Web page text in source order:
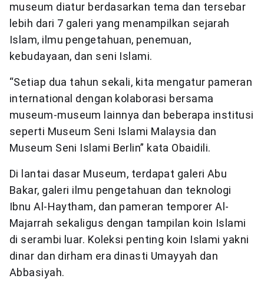
museum diatur berdasarkan tema dan tersebar
lebih dari 7 galeri yang menampilkan sejarah
Islam, ilmu pengetahuan, penemuan,
kebudayaan, dan seni Islami.
“Setiap dua tahun sekali, kita mengatur pameran
international dengan kolaborasi bersama
museum-museum lainnya dan beberapa institusi
seperti Museum Seni Islami Malaysia dan
Museum Seni Islami Berlin” kata Obaidili.
Di lantai dasar Museum, terdapat galeri Abu
Bakar, galeri ilmu pengetahuan dan teknologi
Ibnu Al-Haytham, dan pameran temporer Al-
Majarrah sekaligus dengan tampilan koin Islami
di serambi luar. Koleksi penting koin Islami yakni
dinar dan dirham era dinasti Umayyah dan
Abbasiyah.